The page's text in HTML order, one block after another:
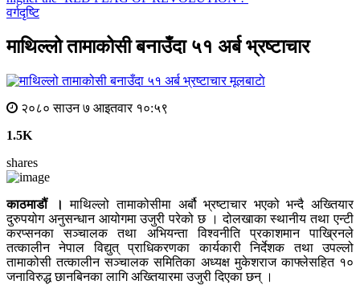
वर्गदृष्टि
माथिल्लो तामाकोसी बनाउँदा ५१ अर्ब भ्रष्टाचार
मूलबाटाे
२०८० साउन ७ आइतवार १०:५९
1.5K
shares
काठमाडौं । माथिल्लो तामाकोसीमा अर्बौ भ्रष्टाचार भएको भन्दै अख्तियार
दुरुपयोग अनुसन्धान आयोगमा उजुरी परेको छ । दोलखाका स्थानीय तथा एन्टी
करप्सनका सञ्चालक तथा अभियन्ता विश्वनीति प्रकाशमान पाख्रिनले
तत्कालीन नेपाल विद्युत् प्राधिकरणका कार्यकारी निर्देशक तथा उपल्लो
तामाकोसी तत्कालीन सञ्चालक समितिका अध्यक्ष मुकेशराज काफ्लेसहित १०
जनाविरुद्ध छानबिनका लागि अख्तियारमा उजुरी दिएका छन् ।